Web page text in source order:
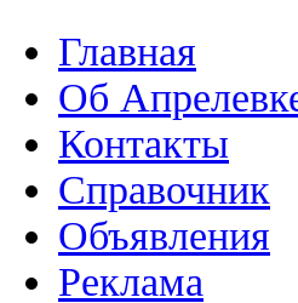
Главная
Об
Контакты
Справочник
Объявления
Реклама